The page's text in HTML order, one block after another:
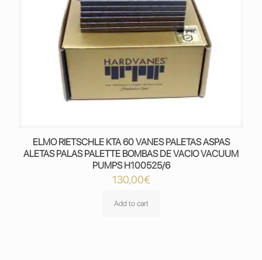
ELMO RIETSCHLE KTA 60 VANES PALETAS ASPAS
ALETAS PALAS PALETTE BOMBAS DE VACIO VACUUM
PUMPS H100525/6
130,00€
Add to cart